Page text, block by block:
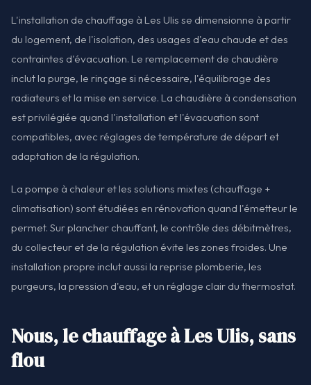
L'installation de chauffage à Les Ulis se dimensionne à partir
du logement, de l'isolation, des usages d'eau chaude et des
contraintes d'évacuation. Le remplacement de chaudière
inclut la purge, le rinçage si nécessaire, l'équilibrage des
radiateurs et la mise en service. La chaudière à condensation
est privilégiée quand l'installation et l'évacuation sont
compatibles, avec réglages de température de départ et
adaptation de la régulation.
La pompe à chaleur et les solutions mixtes (chauffage +
climatisation) sont étudiées en rénovation quand l'émetteur le
permet. Sur plancher chauffant, le contrôle des débitmètres,
du collecteur et de la régulation évite les zones froides. Une
installation propre inclut aussi la reprise plomberie, les
purgeurs, la pression d'eau, et un réglage clair du thermostat.
Nous, le chauffage à Les Ulis, sans
flou